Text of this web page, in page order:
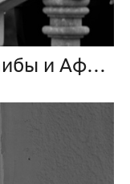
Свадебная прогулка Наибы и Афиса